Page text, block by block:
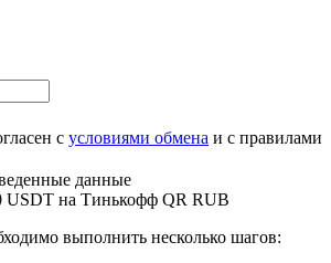
с условиями обмена и с правилами
данные
USDT на Тинькофф QR RUB
выполнить несколько шагов: